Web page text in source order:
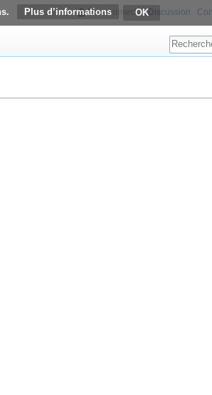
Plus d’informationsNon connecté Discussion